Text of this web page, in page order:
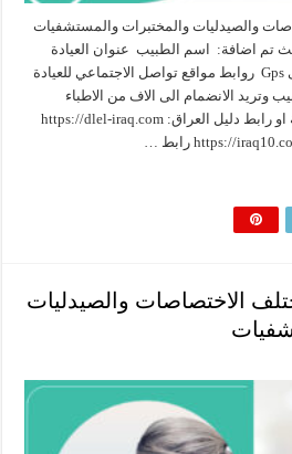
والصيدليات والمختبرات والمستشفيات
تم اضافة: اسم الطبيب عنوان العيادة
هاتف العيادة موقع العيادة على Gps روابط مواقع تواصل الاجتماعي للعيادة
وتريد الانضمام الى الاف من الاطباء
تواصل معنا عبر رسائل الصفحة او رابط دليل العراق: ‏https://dlel-iraq.com
الاختصاصات والصيدليات